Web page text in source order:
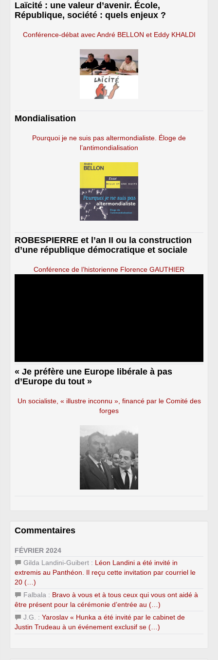
Laïcité : une valeur d’avenir. École,
République, société : quels enjeux ?
Conférence-débat avec André BELLON et Eddy KHALDI
Mondialisation
Pourquoi je ne suis pas altermondialiste. Éloge de
l’antimondialisation
ROBESPIERRE et l’an II ou la construction
d’une république démocratique et sociale
Conférence de l’historienne Florence GAUTHIER
« Je préfère une Europe libérale à pas
d’Europe du tout »
Un socialiste, « illustre inconnu », financé par le Comité des
forges
Commentaires
FÉVRIER 2024
Gilda Landini-Guibert : Léon Landini a été invité in
extremis au Panthéon. Il reçu cette invitation par courriel le
20 (…)
Falbala : Bravo à vous et à tous ceux qui vous ont aidé à
être présent pour la cérémonie d’entrée au (…)
J.G. : Yaroslav « Hunka a été invité par le cabinet de
Justin Trudeau à un événement exclusif se (…)